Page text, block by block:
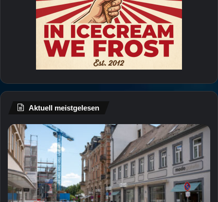
Aktuell meistgelesen